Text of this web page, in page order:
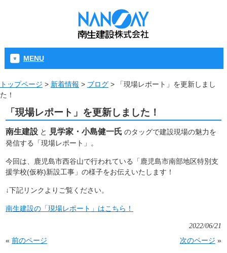
MENU
トップページ > 新着情報 > ブログ >
「現場レポート」を更新しまし
た！
「現場レポート」を更新しました！
南生建設 と 見学家・小島健一氏 のタッグで建設現場の魅力を
発信する「現場レポート」。
今回は、鹿児島市西谷山で行われている
「鹿児島市南部地区特別支
援学校(仮称)新設工事」の様子をお伝えいたします！
↓下記リンクよりご覧ください。
南生建設の「現場レポート」はこちら！
2022/06/21
«前のページ 次のページ »